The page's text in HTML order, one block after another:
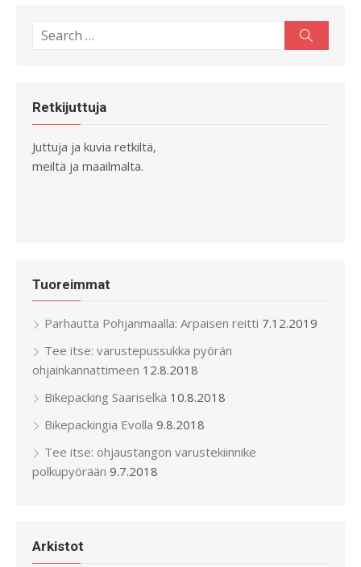
Search
Retkijuttuja
Juttuja ja kuvia retkiltä,
meiltä ja maailmalta.
Tuoreimmat
Parhautta Pohjanmaalla: Arpaisen reitti 7.12.2019
Tee itse: varustepussukka pyörän
ohjainkannattimeen 12.8.2018
Bikepacking Saariselkä 10.8.2018
Bikepackingia Evolla 9.8.2018
Tee itse: ohjaustangon varustekiinnike
polkupyörään 9.7.2018
Arkistot